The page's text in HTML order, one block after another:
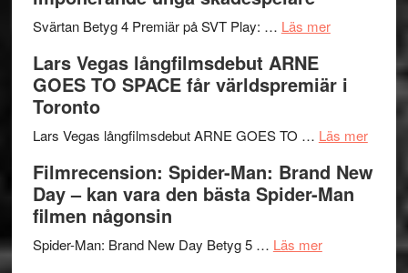
spännande
Jackie
i
Vem
styra
Svärtan Betyg 4 Premiär på SVT Play: … Läs merom
tv-
Svärtan
välgjort
om
Lars Vegas långfilmsdebut ARNE
GOES TO SPACE får världspremiär i
Toronto
Lars Vegas långfilmsdebut ARNE GOES TO … Läs merom
Vegas
Filmrecension: Spider-Man: Brand New
Day – kan vara den bästa Spider-Man
filmen någonsin
Spider-Man: Brand New Day Betyg 5 … Läs merom